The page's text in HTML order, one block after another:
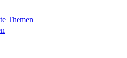
Themen